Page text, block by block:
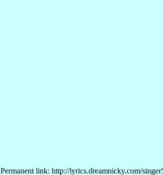
Permanent link: http://lyrics.dreamnicky.com/